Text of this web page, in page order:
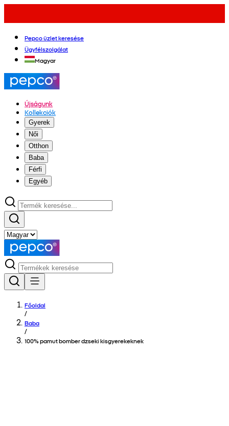
Pepco üzlet keresése
Ügyfélszolgálat
Magyar
Újságunk
Kollekciók
Gyerek
Női
Otthon
Baba
Férfi
Egyéb
Főoldal
/
Baba
/
100% pamut bomber dzseki kisgyerekeknek